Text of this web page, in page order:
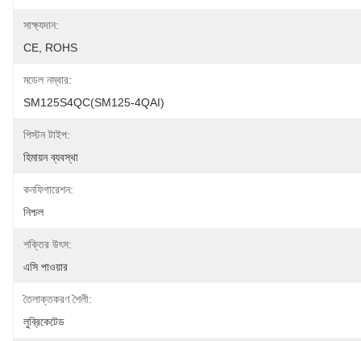
সাক্ষ্যদান:
CE, ROHS
মডেল নম্বার:
SM125S4QC(SM125-4QAI)
পিস্টন টাইপ:
হিমায়ন ব্যবস্থা
কনফিগারেশন:
নিশ্চল
শক্তির উৎস:
এসি পাওয়ার
তৈলাক্তকরণ শৈলী:
লুব্রিকেটেড